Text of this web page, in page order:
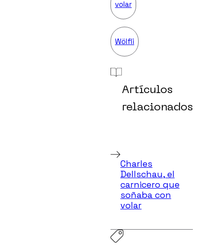
volar
Wölfli
Artículos
relacionados
Charles
Dellschau, el
carnicero que
soñaba con
volar